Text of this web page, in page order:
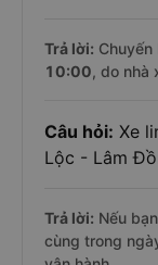
Trả lời: Chuyến
10:00, do nhà
Câu hỏi: Xe
Lộc - Lâm
Trả lời: Nếu
cùng trong